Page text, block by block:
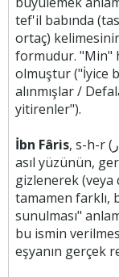
tef'il babında
ortaç)
formudur. "Min"
olmuştur ("İyice
alınmışlar /
yitirenler").
İbn Fâris, s-h-r (س ح ر) kökünün temelinde "bir şeyin
asıl yüzünün,
gizlenerek (veya
tamamen farklı,
sunulması"
bu ismin
eşyanın gerçek